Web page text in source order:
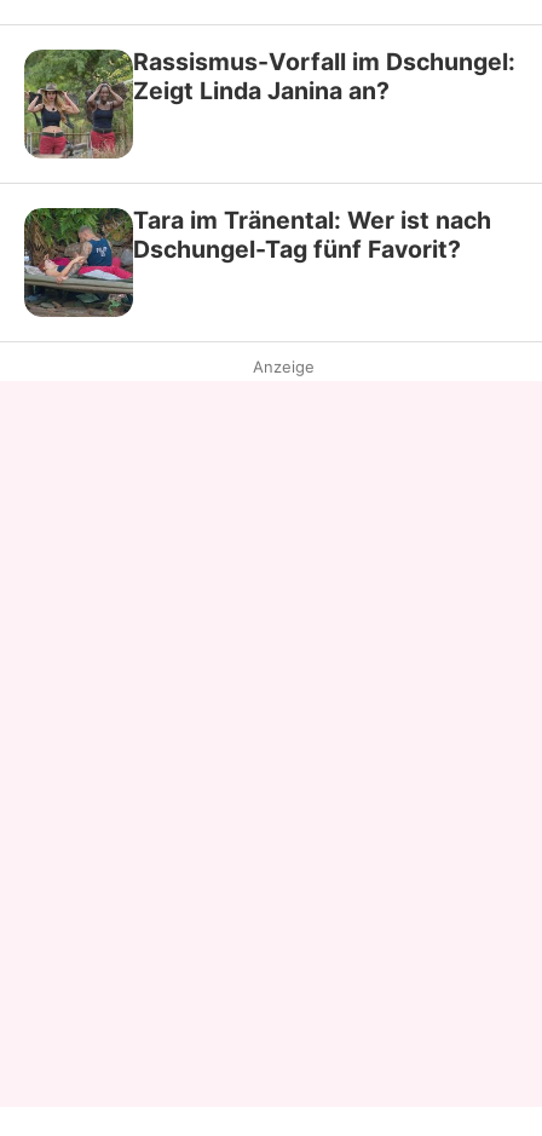
Rassismus-Vorfall im Dschungel:
Zeigt Linda Janina an?
Tara im Tränental: Wer ist nach
Dschungel-Tag fünf Favorit?
Anzeige